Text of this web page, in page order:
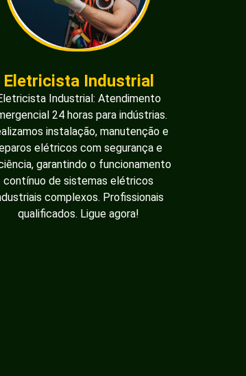
Eletricista Industrial
Industrial: Atendimento
24 horas para indústrias.
instalação, manutenção e
elétricos com segurança e
garantindo o funcionamento
contínuo de sistemas elétricos
complexos. Profissionais
qualificados. Ligue agora!